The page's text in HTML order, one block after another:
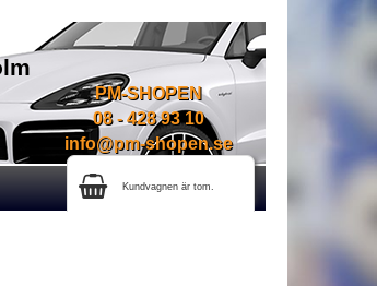
PM-SHOPEN
08 - 428 93 10
info@pm-shopen.se
Kundvagnen är tom.